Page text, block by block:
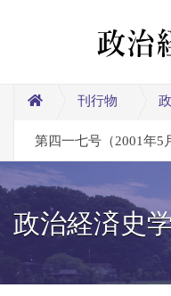
刊行物
第四一七号（2001年5
政治経済史